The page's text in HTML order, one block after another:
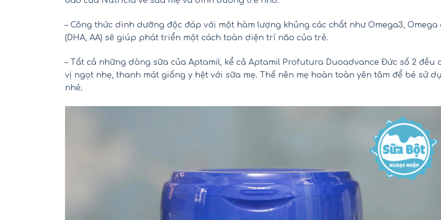
– Công thức dinh dưỡng độc đáp với một hàm lượng khủng các chất như Omega3, Omega
(DHA, AA) sẽ giúp phát triển một cách toàn diện trí não của trẻ.
– Tất cả những dòng sữa của Aptamil, kể cả Aptamil Profutura Duoadvance Đức số 2 đều
vị ngọt nhẹ, thanh mát giống y hệt với sữa mẹ. Thế nên mẹ hoàn toàn yên tâm để bé sử
nhé.
Muối hồng Kirkland Pink Salt Fine
Grain của Mỹ hũ 2.27kg
Siro Tylenol cho bé 2-11
Children’s Tylenol Pain+Fever
120ml